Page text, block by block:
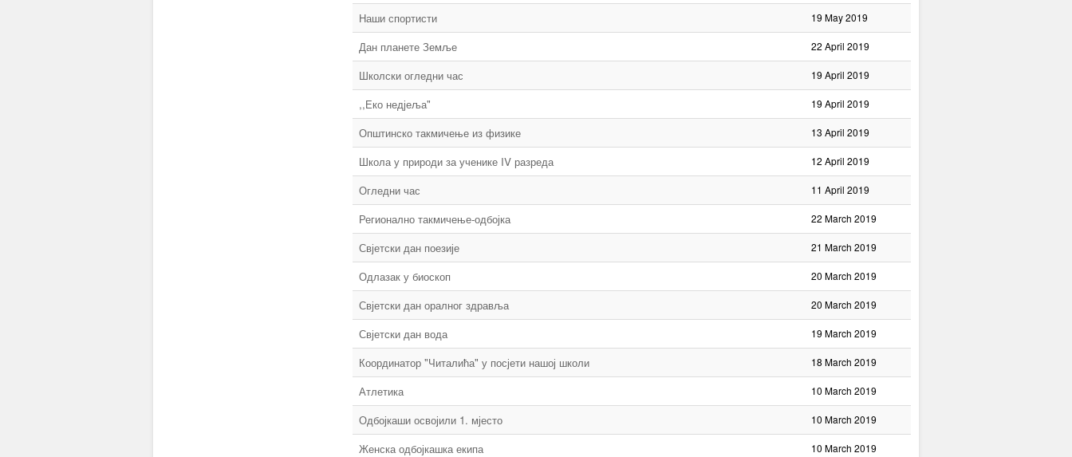
Наши спортисти 19 May 2019
Дан планете Земље 22 April 2019
Школски огледни час 19 April 2019
,,Еко недјеља" 19 April 2019
Општинско такмичење из физике 13 April 2019
Школа у природи за ученике IV разреда 12 April 2019
Огледни час 11 April 2019
Регионално такмичење-одбојка 22 March 2019
Свјетски дан поезије 21 March 2019
Одлазак у биоскоп 20 March 2019
Свјетски дан оралног здравља 20 March 2019
Свјетски дан вода 19 March 2019
Координатор "Читалића" у посјети нашој школи 18 March 2019
Атлетика 10 March 2019
Одбојкаши освојили 1. мјесто 10 March 2019
Женска одбојкашка екипа 10 March 2019